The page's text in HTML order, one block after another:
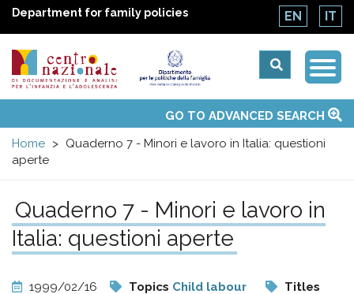
Department for family policies EN IT
Centro
nazionale
di
Documentazione
e
menuTopics
Activities
UN Convention
National ObservatoriesGO TO ADVANCED SEARCH
Home
Quaderno 7 - Minori e lavoro in Italia: questioni
aperte
Quaderno 7 - Minori e lavoro in
Italia: questioni aperte
1999/02/16 Topics Child labour
Titles